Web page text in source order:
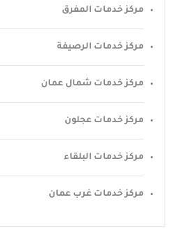
مركز خدمات المفرق
مركز خدمات الرصيفة
مركز خدمات شمال عمان
مركز خدمات عجلون
مركز خدمات البلقاء
مركز خدمات غرب عمان